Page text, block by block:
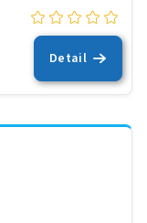
Detail